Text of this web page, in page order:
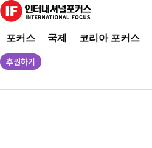
포커스 국제 코리아 포커스
후원하기